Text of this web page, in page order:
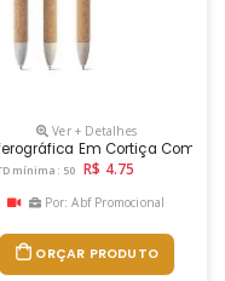
Ver + Detalhes
Em Cortiça Com
mínima: 50 R$ 4.75
Por: Abf Promocional
ORÇAR PRODUTO